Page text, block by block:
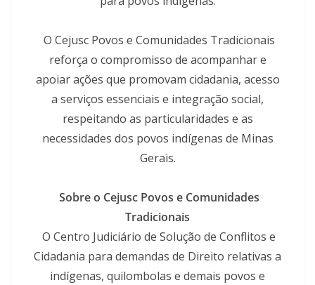
O Cejusc Povos e Comunidades Tradicionais
reforça o compromisso de acompanhar e
apoiar ações que promovam cidadania, acesso
a serviços essenciais e integração social,
respeitando as particularidades e as
necessidades dos povos indígenas de Minas
Gerais.
Sobre o Cejusc Povos e Comunidades
Tradicionais
O Centro Judiciário de Solução de Conflitos e
Cidadania para demandas de Direito relativas a
indígenas, quilombolas e demais povos e